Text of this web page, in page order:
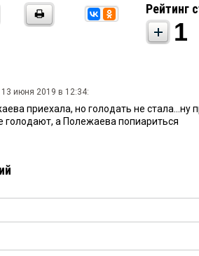
Рейтинг
1
13 июня 2019 в 12:34:
приехала, но голодать не стала...ну
голодают, а Полежаева попиариться